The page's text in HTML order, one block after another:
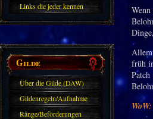
Links die jeder kennen
sollte?! Oder nicht?
Gilde
Über die Gilde (DAW)
Gildenregeln/Aufnahme
Ränge/Beförderungen
früh